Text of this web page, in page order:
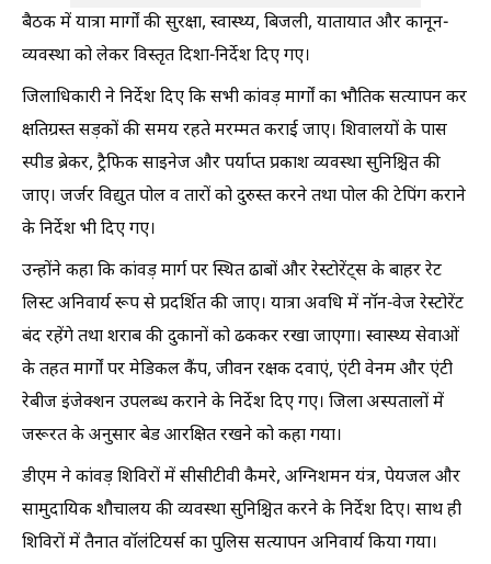
बैठक में यात्रा मार्गों की सुरक्षा, स्वास्थ्य, बिजली, यातायात और कानून-
व्यवस्था को लेकर विस्तृत दिशा-निर्देश दिए गए।
जिलाधिकारी ने निर्देश दिए कि सभी कांवड़ मार्गों का भौतिक सत्यापन कर
क्षतिग्रस्त सड़कों की समय रहते मरम्मत कराई जाए। शिवालयों के पास
स्पीड ब्रेकर, ट्रैफिक साइनेज और पर्याप्त प्रकाश व्यवस्था सुनिश्चित की
जाए। जर्जर विद्युत पोल व तारों को दुरुस्त करने तथा पोल की टेपिंग कराने
के निर्देश भी दिए गए।
उन्होंने कहा कि कांवड़ मार्ग पर स्थित ढाबों और रेस्टोरेंट्स के बाहर रेट
लिस्ट अनिवार्य रूप से प्रदर्शित की जाए। यात्रा अवधि में नॉन-वेज रेस्टोरेंट
बंद रहेंगे तथा शराब की दुकानों को ढककर रखा जाएगा। स्वास्थ्य सेवाओं
के तहत मार्गों पर मेडिकल कैंप, जीवन रक्षक दवाएं, एंटी वेनम और एंटी
रेबीज इंजेक्शन उपलब्ध कराने के निर्देश दिए गए। जिला अस्पतालों में
जरूरत के अनुसार बेड आरक्षित रखने को कहा गया।
डीएम ने कांवड़ शिविरों में सीसीटीवी कैमरे, अग्निशमन यंत्र, पेयजल और
सामुदायिक शौचालय की व्यवस्था सुनिश्चित करने के निर्देश दिए। साथ ही
शिविरों में तैनात वॉलंटियर्स का पुलिस सत्यापन अनिवार्य किया गया।